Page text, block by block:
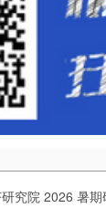
究院 2026 暑